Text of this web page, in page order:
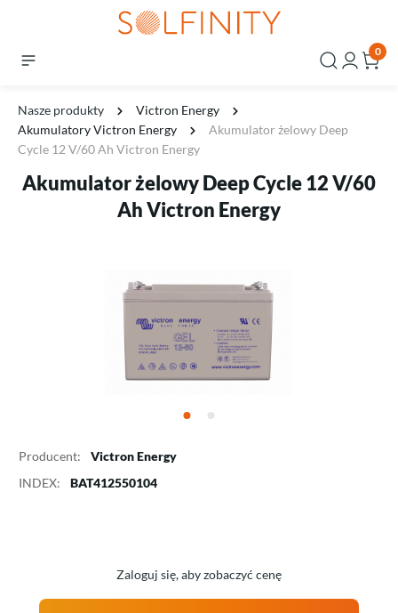
0
Nasze produkty
Victron Energy
Akumulatory Victron Energy
Akumulator żelowy Deep
Cycle 12 V/60 Ah Victron Energy
Akumulator żelowy Deep Cycle 12 V/60
Ah Victron Energy
Producent:
Victron Energy
INDEX:
BAT412550104
Zaloguj się, aby zobaczyć cenę